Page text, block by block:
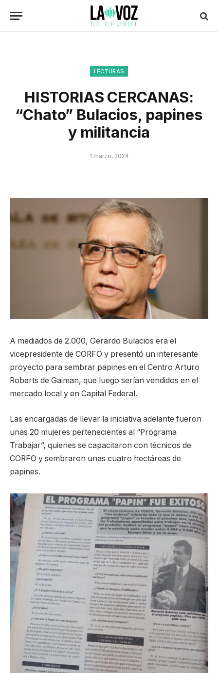
LECTURAS
HISTORIAS CERCANAS:
“Chato” Bulacios, papines
y militancia
1 marzo, 2024
A mediados de 2.000, Gerardo Bulacios era el
vicepresidente de CORFO y presentó un interesante
proyecto para sembrar papines en el Centro Arturo
Roberts de Gaiman, que luego serían vendidos en el
mercado local y en Capital Federal.
Las encargadas de llevar la iniciativa adelante fueron
unas 20 mujeres pertenecientes al “Programa
Trabajar”, quienes se capacitaron con técnicos de
CORFO y sembraron unas cuatro hectáreas de
papines.